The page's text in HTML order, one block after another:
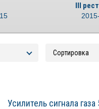
III
Усилитель сигнала